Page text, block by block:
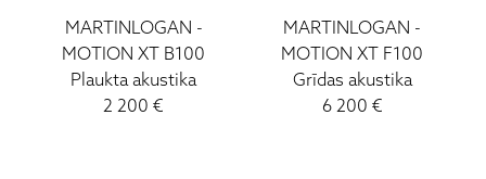
MARTINLOGAN -
MOTION XT B100
Plaukta akustika
2 200 €
MARTINLOGAN -
MOTION XT F100
Grīdas akustika
6 200 €